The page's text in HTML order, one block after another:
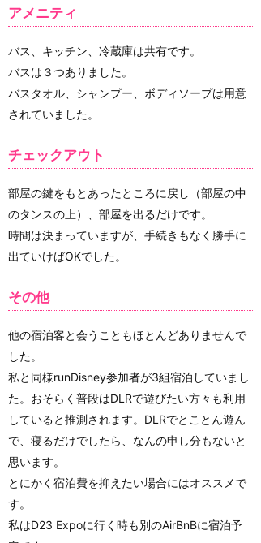
アメニティ
バス、キッチン、冷蔵庫は共有です。
バスは３つありました。
バスタオル、シャンプー、ボディソープは用意
されていました。
チェックアウト
部屋の鍵をもとあったところに戻し（部屋の中
のタンスの上）、部屋を出るだけです。
時間は決まっていますが、手続きもなく勝手に
出ていけばOKでした。
その他
他の宿泊客と会うこともほとんどありませんで
した。
私と同様runDisney参加者が3組宿泊していまし
た。おそらく普段はDLRで遊びたい方々も利用
していると推測されます。DLRでとことん遊ん
で、寝るだけでしたら、なんの申し分もないと
思います。
とにかく宿泊費を抑えたい場合にはオススメで
す。
私はD23 Expoに行く時も別のAirBnBに宿泊予